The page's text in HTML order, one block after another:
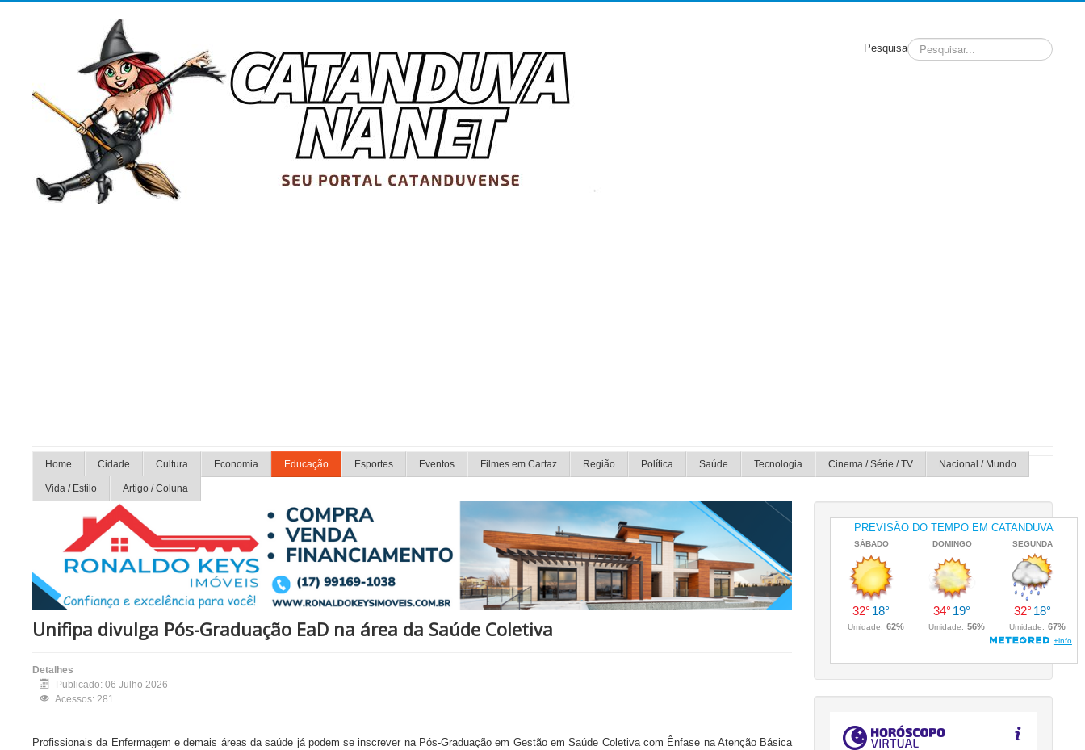
Pesquisa
Home Cidade Cultura Economia Educação Esportes Eventos Filmes em Cartaz Região Política Saúde Tecnologia Cinema / Série / TV Nacional / Mundo
Vida / Estilo Artigo / Coluna
Unifipa divulga Pós-Graduação EaD na área da Saúde Coletiva
Detalhes
Publicado: 06 Julho 2026
Acessos: 281
Profissionais da Enfermagem e demais áreas da saúde já podem se inscrever na Pós-Graduação em Gestão em Saúde Coletiva com Ênfase na Atenção Básica